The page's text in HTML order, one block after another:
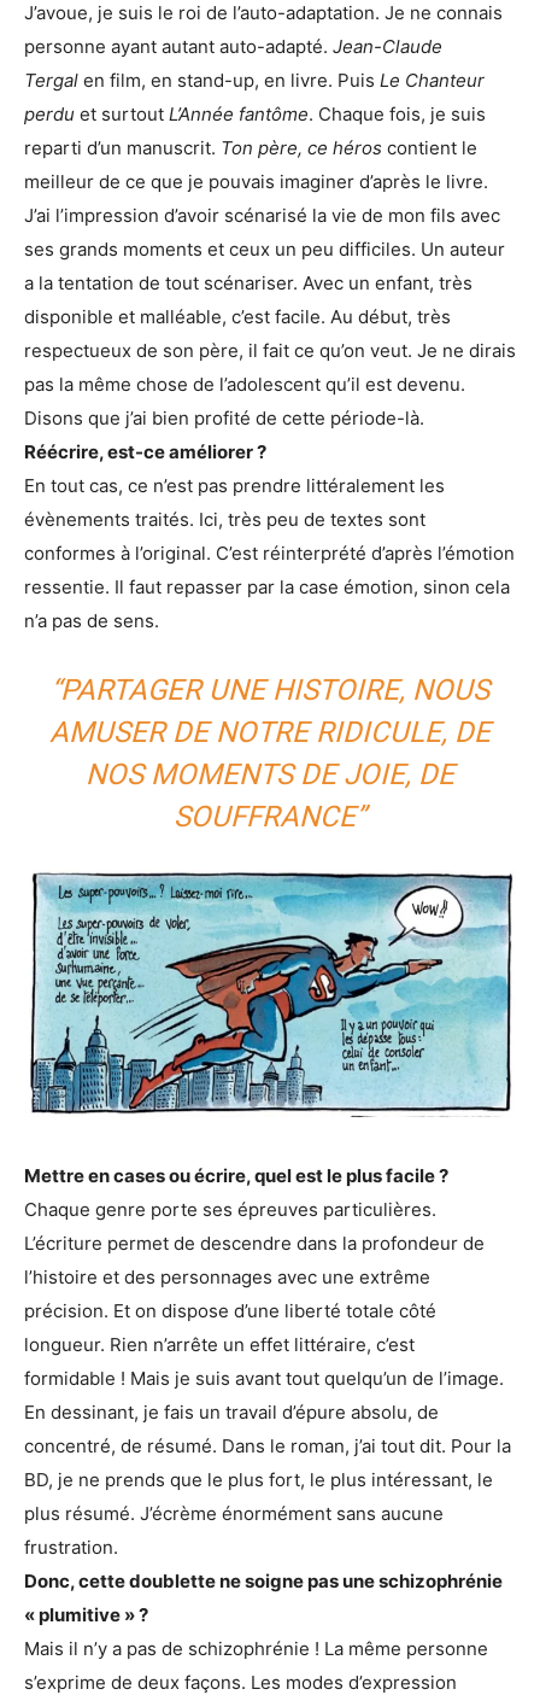
J’avoue, je suis le roi de l’auto-adaptation. Je ne connais
personne ayant autant auto-adapté. Jean-Claude
Tergal en film, en stand-up, en livre. Puis Le Chanteur
perdu et surtout L’Année fantôme. Chaque fois, je suis
reparti d’un manuscrit. Ton père, ce héros contient le
meilleur de ce que je pouvais imaginer d’après le livre.
J’ai l’impression d’avoir scénarisé la vie de mon fils avec
ses grands moments et ceux un peu difficiles. Un auteur
a la tentation de tout scénariser. Avec un enfant, très
disponible et malléable, c’est facile. Au début, très
respectueux de son père, il fait ce qu’on veut. Je ne dirais
pas la même chose de l’adolescent qu’il est devenu.
Disons que j’ai bien profité de cette période-là.
Réécrire, est-ce améliorer ?
En tout cas, ce n’est pas prendre littéralement les
évènements traités. Ici, très peu de textes sont
conformes à l’original. C’est réinterprété d’après l’émotion
ressentie. Il faut repasser par la case émotion, sinon cela
n’a pas de sens.
“PARTAGER UNE HISTOIRE, NOUS
AMUSER DE NOTRE RIDICULE, DE
NOS MOMENTS DE JOIE, DE
SOUFFRANCE”
Mettre en cases ou écrire, quel est le plus facile ?
Chaque genre porte ses épreuves particulières.
L’écriture permet de descendre dans la profondeur de
l’histoire et des personnages avec une extrême
précision. Et on dispose d’une liberté totale côté
longueur. Rien n’arrête un effet littéraire, c’est
formidable ! Mais je suis avant tout quelqu’un de l’image.
En dessinant, je fais un travail d’épure absolu, de
concentré, de résumé. Dans le roman, j’ai tout dit. Pour la
BD, je ne prends que le plus fort, le plus intéressant, le
plus résumé. J’écrème énormément sans aucune
frustration.
Donc, cette doublette ne soigne pas une schizophrénie
« plumitive » ?
Mais il n’y a pas de schizophrénie ! La même personne
s’exprime de deux façons. Les modes d’expression